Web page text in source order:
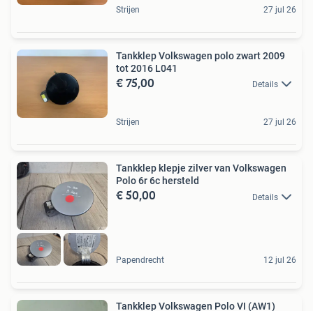
Strijen 27 jul 26
Tankklep Volkswagen polo zwart 2009
tot 2016 L041
€ 75,00 Details
Strijen 27 jul 26
Tankklep klepje zilver van Volkswagen
Polo 6r 6c hersteld
€ 50,00 Details
Papendrecht 12 jul 26
Tankklep Volkswagen Polo VI (AW1)